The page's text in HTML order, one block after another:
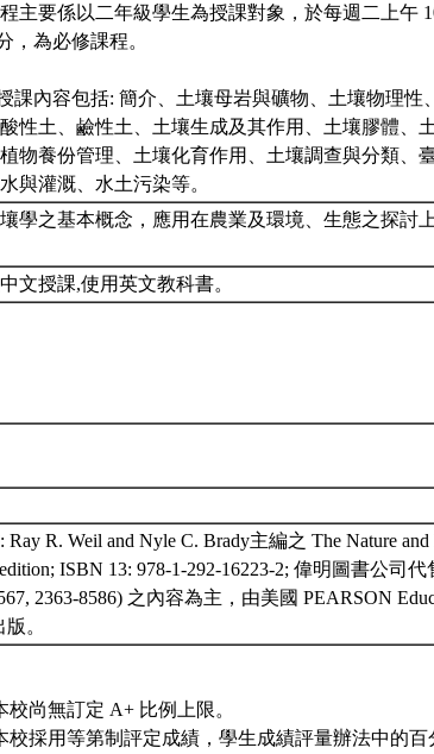
主要係以二年級學生為授課對象，於每週二上午
，為必修課程。
課內容包括: 簡介、土壤母岩與礦物、土壤物理
性土、鹼性土、土壤生成及其作用、土壤膠體、
物養份管理、土壤化育作用、土壤調查與分類、
與灌溉、水土污染等。
學之基本概念，應用在農業及環境、生態之探討
文授課,使用英文教科書。
Ray R. Weil and Nyle C. Brady主編之 The Nature and
ISBN 13: 978-1-292-16223-2; 偉明圖書公司
2363-8586) 之內容為主，由美國 PEARSON
版。
校尚無訂定 A+ 比例上限。
校採用等第制評定成績，學生成績評量辦法中的